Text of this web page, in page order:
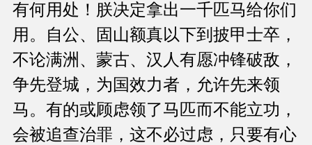
有何用处！朕决定拿出一千匹马给你们
用。自公、固山额真以下到披甲士卒，
不论满洲、蒙古、汉人有愿冲锋破敌，
争先登城，为国效力者，允许先来领
马。有的或顾虑领了马匹而不能立功，
会被追查治罪，这不必过虑，只要有心